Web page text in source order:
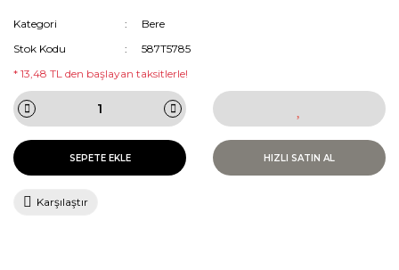
Kategori
Bere
Stok Kodu
587T5785
* 13,48 TL den başlayan taksitlerle!
SEPETE EKLE HIZLI SATIN AL
Karşılaştır